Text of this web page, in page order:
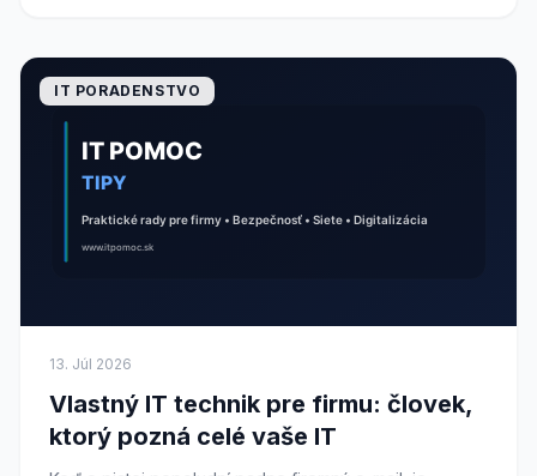
IT PORADENSTVO
13. Júl 2026
Vlastný IT technik pre firmu: človek,
ktorý pozná celé vaše IT